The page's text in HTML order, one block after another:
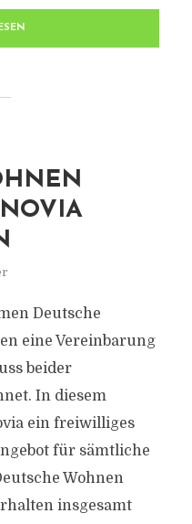
Deutsche
eine Vereinbarung
beider
In diesem
ein freiwilliges
für sämtliche
Wohnen
insgesamt